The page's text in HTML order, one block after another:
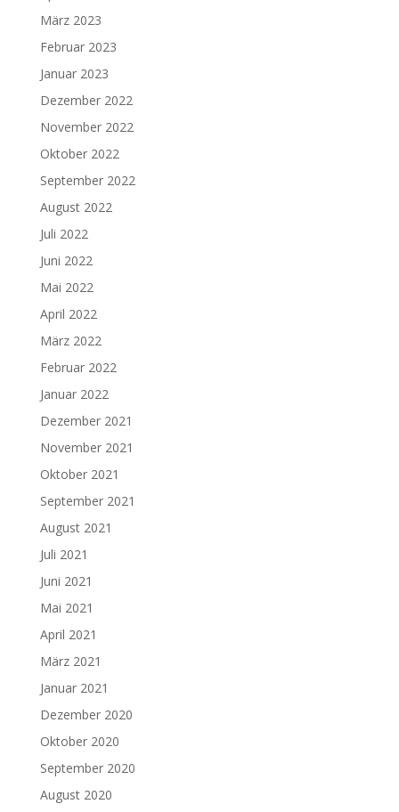
März 2023
Februar 2023
Januar 2023
Dezember 2022
November 2022
Oktober 2022
September 2022
August 2022
Juli 2022
Juni 2022
Mai 2022
April 2022
März 2022
Februar 2022
Januar 2022
Dezember 2021
November 2021
Oktober 2021
September 2021
August 2021
Juli 2021
Juni 2021
Mai 2021
April 2021
März 2021
Januar 2021
Dezember 2020
Oktober 2020
September 2020
August 2020